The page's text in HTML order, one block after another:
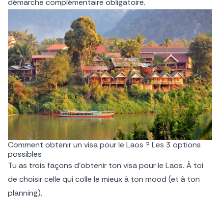
démarche complémentaire obligatoire.
Comment obtenir un visa pour le Laos ? Les 3 options
possibles
Tu as trois façons d’obtenir ton visa pour le Laos. À toi
de choisir celle qui colle le mieux à ton mood (et à ton
planning).